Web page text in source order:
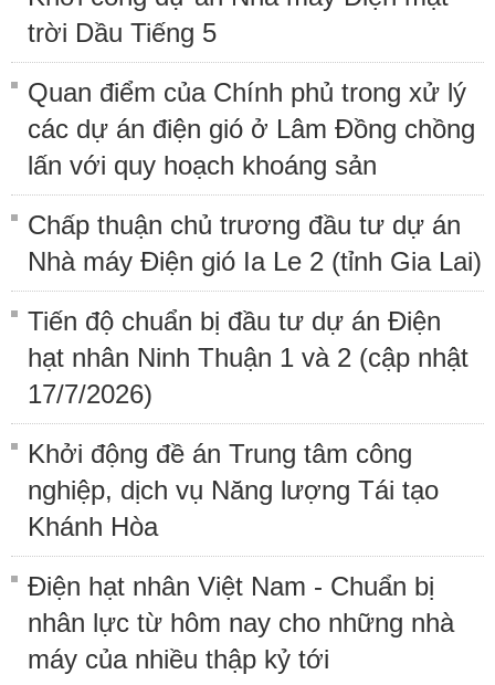
trời Dầu Tiếng 5
Quan điểm của Chính phủ trong xử lý
các dự án điện gió ở Lâm Đồng chồng
lấn với quy hoạch khoáng sản
Chấp thuận chủ trương đầu tư dự án
Nhà máy Điện gió Ia Le 2 (tỉnh Gia Lai)
Tiến độ chuẩn bị đầu tư dự án Điện
hạt nhân Ninh Thuận 1 và 2 (cập nhật
17/7/2026)
Khởi động đề án Trung tâm công
nghiệp, dịch vụ Năng lượng Tái tạo
Khánh Hòa
Điện hạt nhân Việt Nam - Chuẩn bị
nhân lực từ hôm nay cho những nhà
máy của nhiều thập kỷ tới